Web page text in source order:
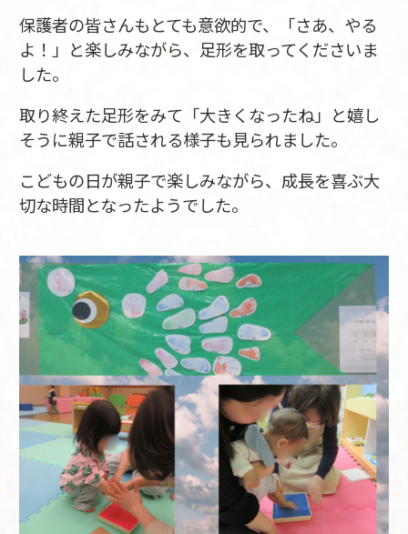
保護者の皆さんもとても意欲的で、「さあ、やる
よ！」と楽しみながら、足形を取ってくださいま
した。
取り終えた足形をみて「大きくなったね」と嬉し
そうに親子で話される様子も見られました。
こどもの日が親子で楽しみながら、成長を喜ぶ大
切な時間となったようでした。